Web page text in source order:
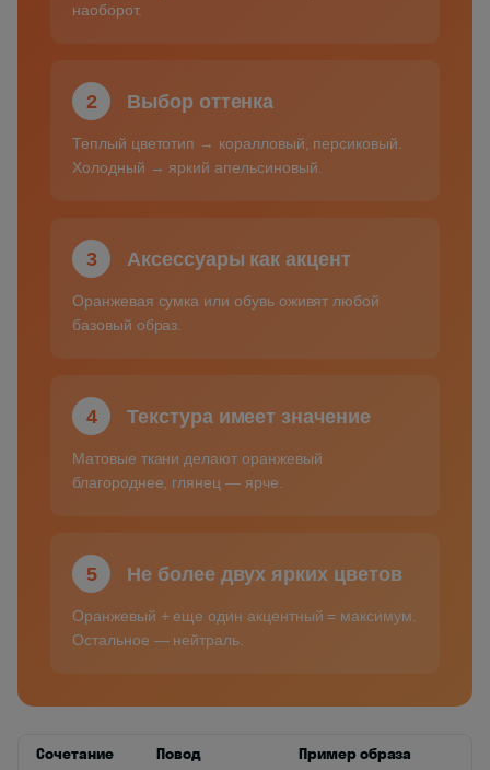
наоборот.
2 Выбор оттенка
Теплый цветотип → коралловый, персиковый.
Холодный → яркий апельсиновый.
3 Аксессуары как акцент
Оранжевая сумка или обувь оживят любой
базовый образ.
4 Текстура имеет значение
Матовые ткани делают оранжевый
благороднее, глянец — ярче.
5 Не более двух ярких цветов
Оранжевый + еще один акцентный = максимум.
Остальное — нейтраль.
Сочетание Повод
Пример образа